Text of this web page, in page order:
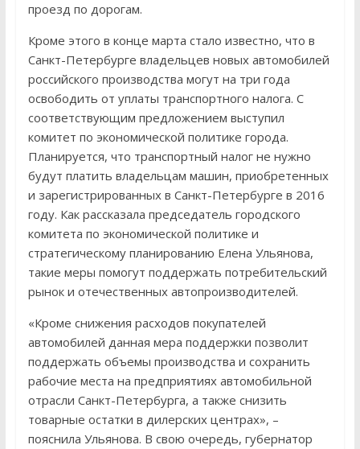
проезд по дорогам.
Кроме этого в конце марта стало известно, что в
Санкт-Петербурге владельцев новых автомобилей
российского производства могут на три года
освободить от уплаты транспортного налога. С
соответствующим предложением выступил
комитет по экономической политике города.
Планируется, что транспортный налог не нужно
будут платить владельцам машин, приобретенных
и зарегистрированных в Санкт-Петербурге в 2016
году. Как рассказала председатель городского
комитета по экономической политике и
стратегическому планированию Елена Ульянова,
такие меры помогут поддержать потребительский
рынок и отечественных автопроизводителей.
«Кроме снижения расходов покупателей
автомобилей данная мера поддержки позволит
поддержать объемы производства и сохранить
рабочие места на предприятиях автомобильной
отрасли Санкт-Петербурга, а также снизить
товарные остатки в дилерских центрах», –
пояснила Ульянова. В свою очередь, губернатор